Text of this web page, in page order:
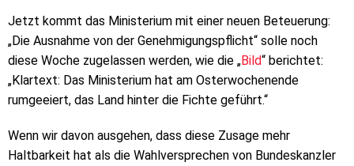
Jetzt kommt das Ministerium mit einer neuen Beteuerung:
„Die Ausnahme von der Genehmigungspflicht“ solle noch
diese Woche zugelassen werden, wie die „Bild“ berichtet:
„Klartext: Das Ministerium hat am Osterwochenende
rumgeeiert, das Land hinter die Fichte geführt.“
Wenn wir davon ausgehen, dass diese Zusage mehr
Haltbarkeit hat als die Wahlversprechen von Bundeskanzler